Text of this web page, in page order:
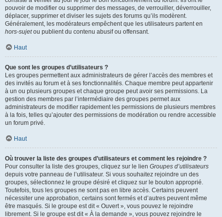
pouvoir de modifier ou supprimer des messages, de verrouiller, déverrouiller,
déplacer, supprimer et diviser les sujets des forums qu’ils modèrent.
Généralement, les modérateurs empêchent que les utilisateurs partent en
hors-sujetou publient du contenu abusif ou offensant.
Haut
Que sont les groupes d’utilisateurs ?
Les groupes permettent aux administrateurs de gérer l’accès des membres et
des invités au forum et à ses fonctionnalités. Chaque membre peut appartenir
à un ou plusieurs groupes et chaque groupe peut avoir ses permissions. La
gestion des membres par l’intermédiaire des groupes permet aux
administrateurs de modifier rapidement les permissions de plusieurs membres
à la fois, telles qu’ajouter des permissions de modération ou rendre accessible
un forum privé.
Haut
Où trouver la liste des groupes d’utilisateurs et comment les rejoindre ?
Pour consulter la liste des groupes, cliquez sur le lien Groupes d’utilisateurs
depuis votre panneau de l’utilisateur. Si vous souhaitez rejoindre un des
groupes, sélectionnez le groupe désiré et cliquez sur le bouton approprié.
Toutefois, tous les groupes ne sont pas en libre accès. Certains peuvent
nécessiter une approbation, certains sont fermés et d’autres peuvent même
être masqués. Si le groupe est dit « Ouvert », vous pouvez le rejoindre
librement. Si le groupe est dit « À la demande », vous pouvez rejoindre le